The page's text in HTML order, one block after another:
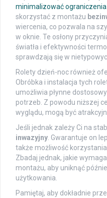
minimalizować ograniczenia
skorzystać z montażu
wiercenia, co pozwala na
w oknie. Te osłony
światła i efektywności
sprawdzają się w
Rolety dzień-noc również
Obróbka i instalacja tych
umożliwia płynne
potrzeb. Z powodu niższej
wyglądu, mogą być
Jeśli jednak zależy Ci na
inwazyjny . Gwarantuje on
także możliwość korzystania
Zbadaj jednak, jakie
montażu, aby uniknąć
użytkowania.
Pamiętaj, aby dokładnie